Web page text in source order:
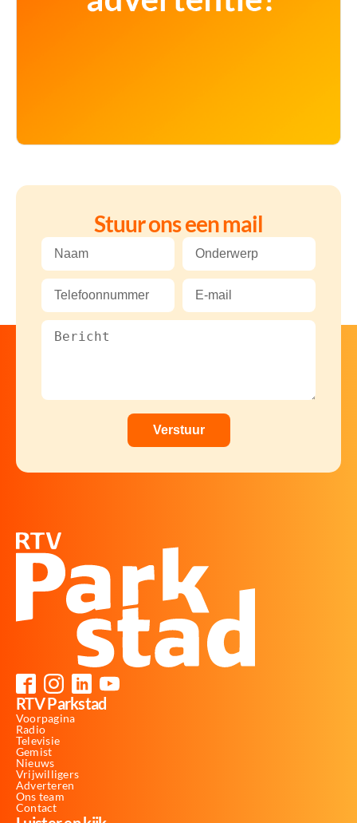
Stuur ons een mail
RTV Parkstad
Voorpagina
Radio
Televisie
Gemist
Nieuws
Vrijwilligers
Adverteren
Ons team
Contact